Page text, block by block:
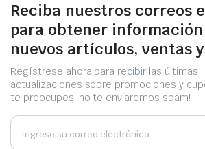
Reciba nuestros correos
para obtener
nuevos artículos, ventas
Regístrese ahora para recibir las últimas
actualizaciones sobre promociones y
te preocupes, no te enviaremos spam!